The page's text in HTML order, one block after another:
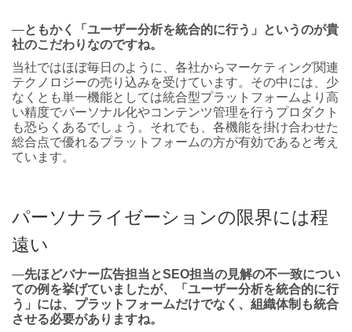
―ともかく「ユーザー分析を統合的に行う」というのが貴
社のこだわりなのですね。
当社ではほぼ毎日のように、各社からマーケティング関連
テクノロジーの売り込みを受けています。その中には、少
なくとも単一機能としては統合型プラットフォームより高
い精度でパーソナル化やコンテンツ管理を行うプロダクト
も恐らくあるでしょう。それでも、各機能を掛け合わせた
総合点で優れるプラットフォームの方が有効であると考え
ています。
パーソナライゼーションの限界には程
遠い
―先ほどバナー広告担当とSEO担当の見解の不一致につい
ての例を挙げていましたが、「ユーザー分析を統合的に行
う」には、プラットフォームだけでなく、組織体制も統合
させる必要がありますね。